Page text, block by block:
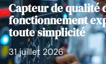
Capteur de qualité
fonctionnement
toute simplicité
31 juillet 2026